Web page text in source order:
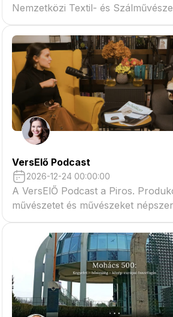
Nemzetközi Textil- és
Triennáléra
VersElő Podcast
2026-12-24 00:00:00
A VersElŐ Podcast a Piros.
művészetet és művészeket
beszélgető műsora